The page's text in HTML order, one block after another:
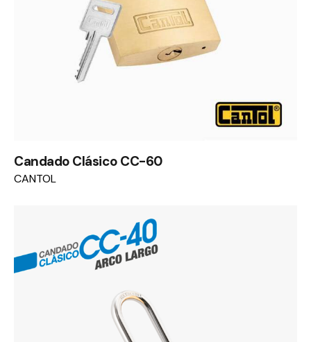
Candado Clásico CC-60
CANTOL